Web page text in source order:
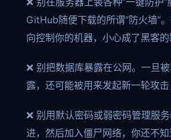
GitHub随便下载的所谓“防火墙”
向控制你的机器，小心成了黑客的
❌ 别把数据库暴露在公网。一旦
露，还可能被用来发起新一轮攻击
❌ 别用默认密码或弱密码管理服
进，然后加入僵尸网络，你还不知